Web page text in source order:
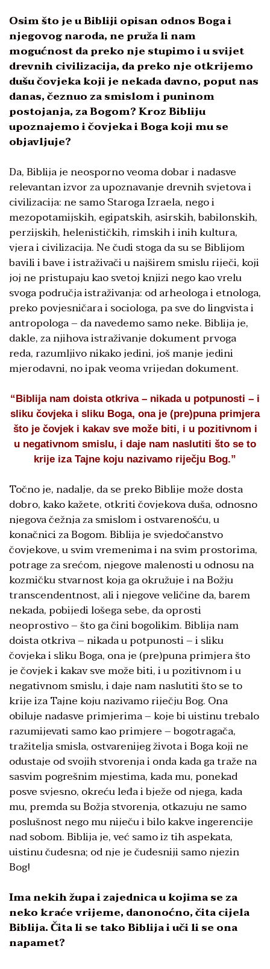
Osim što je u Bibliji opisan odnos Boga i
njegovog naroda, ne pruža li nam
mogućnost da preko nje stupimo i u svijet
drevnih civilizacija, da preko nje otkrijemo
dušu čovjeka koji je nekada davno, poput nas
danas, čeznuo za smislom i puninom
postojanja, za Bogom? Kroz Bibliju
upoznajemo i čovjeka i Boga koji mu se
objavljuje?
Da, Biblija je neosporno veoma dobar i nadasve
relevantan izvor za upoznavanje drevnih svjetova i
civilizacija: ne samo Staroga Izraela, nego i
mezopotamijskih, egipatskih, asirskih, babilonskih,
perzijskih, helenističkih, rimskih i inih kultura,
vjera i civilizacija. Ne čudi stoga da su se Biblijom
bavili i bave i istraživači u najširem smislu riječi, koji
joj ne pristupaju kao svetoj knjizi nego kao vrelu
svoga područja istraživanja: od arheologa i etnologa,
preko povjesničara i sociologa, pa sve do lingvista i
antropologa – da navedemo samo neke. Biblija je,
dakle, za njihova istraživanje dokument prvoga
reda, razumljivo nikako jedini, još manje jedini
mjerodavni, no ipak veoma vrijedan dokument.
“Biblija nam doista otkriva – nikada u potpunosti – i
sliku čovjeka i sliku Boga, ona je (pre)puna primjera
što je čovjek i kakav sve može biti, i u pozitivnom i
u negativnom smislu, i daje nam naslutiti što se to
krije iza Tajne koju nazivamo riječju Bog.”
Točno je, nadalje, da se preko Biblije može dosta
dobro, kako kažete, otkriti čovjekova duša, odnosno
njegova čežnja za smislom i ostvarenošću, u
konačnici za Bogom. Biblija je svjedočanstvo
čovjekove, u svim vremenima i na svim prostorima,
potrage za srećom, njegove malenosti u odnosu na
kozmičku stvarnost koja ga okružuje i na Božju
transcendentnost, ali i njegove veličine da, barem
nekada, pobijedi lošega sebe, da oprosti
neoprostivo – što ga čini bogolikim. Biblija nam
doista otkriva – nikada u potpunosti – i sliku
čovjeka i sliku Boga, ona je (pre)puna primjera što
je čovjek i kakav sve može biti, i u pozitivnom i u
negativnom smislu, i daje nam naslutiti što se to
krije iza Tajne koju nazivamo riječju Bog. Ona
obiluje nadasve primjerima – koje bi uistinu trebalo
razumijevati samo kao primjere – bogotragača,
tražitelja smisla, ostvarenijeg života i Boga koji ne
odustaje od svojih stvorenja i onda kada ga traže na
sasvim pogrešnim mjestima, kada mu, ponekad
posve svjesno, okreću leđa i bježe od njega, kada
mu, premda su Božja stvorenja, otkazuju ne samo
poslušnost nego mu niječu i bilo kakve ingerencije
nad sobom. Biblija je, već samo iz tih aspekata,
uistinu čudesna; od nje je čudesniji samo njezin
Bog!
Ima nekih župa i zajednica u kojima se za
neko kraće vrijeme, danonoćno, čita cijela
Biblija. Čita li se tako Biblija i uči li se ona
napamet?